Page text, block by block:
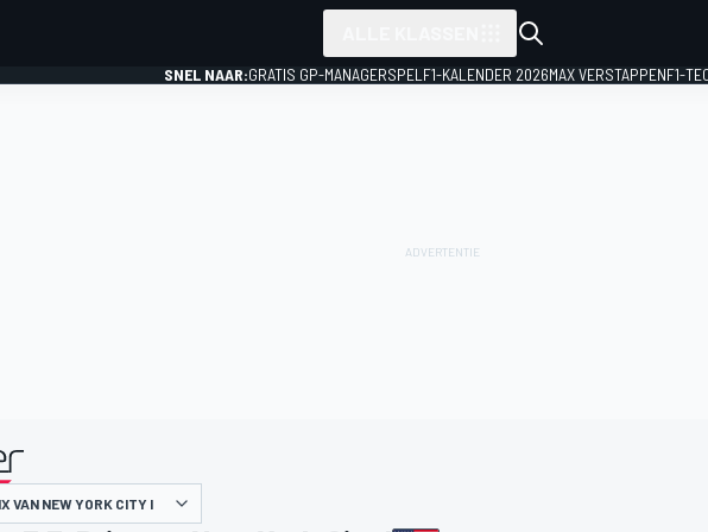
SNEL NAAR:GRATIS GP-MANAGERSPEL F1-KALENDER 2026MAX VERSTAPPENF1-
gepresenteerd door
VAN NEW YORK CITY I